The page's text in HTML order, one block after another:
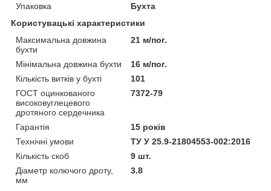
Упаковка
Бухта
Користувацькі характеристики
Максимальна довжина
бухти
21 м/пог.
Мінімальна довжина бухти
16 м/пог.
Кількість витків у бухті
101
ГОСТ оцинкованого
високовуглецевого
дротяного сердечника
7372-79
Гарантія
15 років
Технічні умови
ТУ У 25.9-21804553-002:2016
Кількість скоб
9 шт.
Діаметр колючого дроту,
мм
3.8